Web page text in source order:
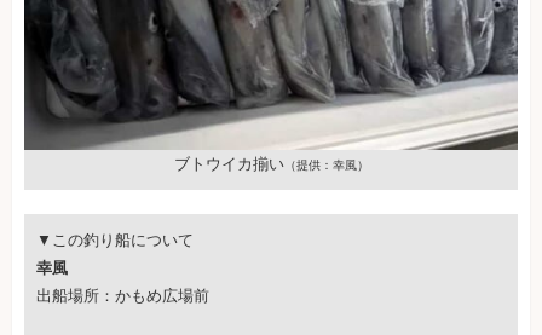
ブトウイカ揃い（提供：幸風）
▼この釣り船について
幸風
出船場所：かもめ広場前